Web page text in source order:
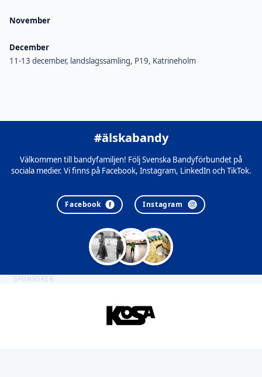
November
December
11-13 december, landslagssamling, P19, Katrineholm
#älskabandy
Välkommen till bandyfamiljen! Följ Svenska Bandyförbundet på
sociala medier. Vi finns på Facebook, Instagram, LinkedIn och TikTok.
Facebook Instagram
SPONSORER